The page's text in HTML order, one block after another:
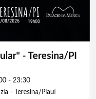
- Teresina/PI
- 23:30
- Teresina/Piauí